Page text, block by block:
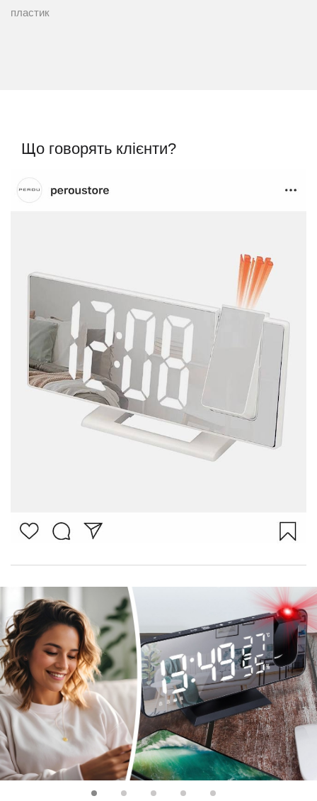
пластик
Що говорять клієнти?